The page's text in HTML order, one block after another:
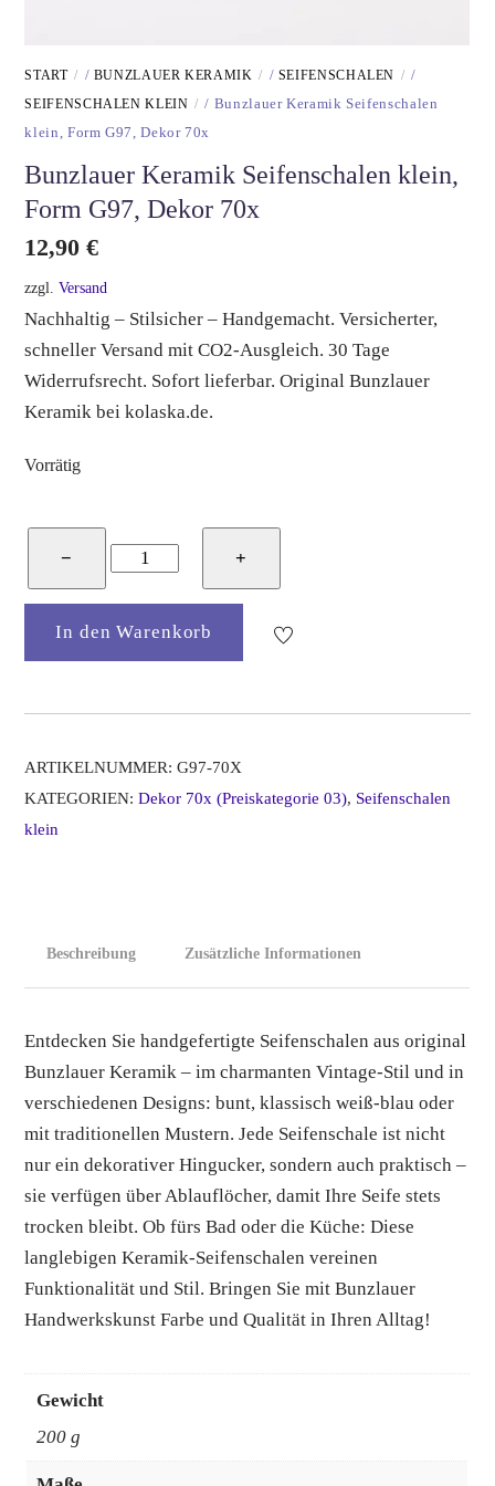
START / BUNZLAUER KERAMIK / SEIFENSCHALEN
/
SEIFENSCHALEN KLEIN
/ Bunzlauer Keramik Seifenschalen
klein, Form G97, Dekor 70x
Bunzlauer Keramik Seifenschalen klein,
Form G97, Dekor 70x
12,90€
zzgl.Versand
Nachhaltig – Stilsicher – Handgemacht. Versicherter,
schneller Versand mit CO2-Ausgleich. 30 Tage
Widerrufsrecht. Sofort lieferbar. Original Bunzlauer
Keramik bei kolaska.de.
Vorrätig
−
Bunzlauer
Keramik
Seifenschalen
klein,
Form
70x
Menge
+
In den Warenkorb
ARTIKELNUMMER:G97-70X
KATEGORIEN:Dekor 70x (Preiskategorie 03), Seifenschalen
klein
Beschreibung Zusätzliche Informationen
Entdecken Sie handgefertigte Seifenschalen aus original
Bunzlauer Keramik – im charmanten Vintage-Stil und in
verschiedenen Designs: bunt, klassisch weiß-blau oder
mit traditionellen Mustern. Jede Seifenschale ist nicht
nur ein dekorativer Hingucker, sondern auch praktisch –
sie verfügen über Ablauflöcher, damit Ihre Seife stets
trocken bleibt. Ob fürs Bad oder die Küche: Diese
langlebigen Keramik-Seifenschalen vereinen
Funktionalität und Stil. Bringen Sie mit Bunzlauer
Handwerkskunst Farbe und Qualität in Ihren Alltag!
Gewicht
200 g